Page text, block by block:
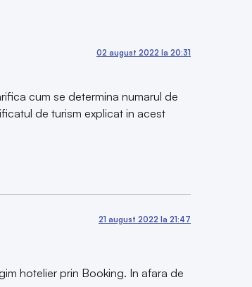
02 august 2022 la 20:31
cum se determina numarul de
de turism explicat in acest
21 august 2022 la 21:47
hotelier prin Booking. In afara de